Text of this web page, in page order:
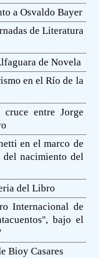
a Osvaldo Bayer
de Literatura
de Novela
en el Río de la
cruce entre Jorge
en el marco de
del nacimiento del
del Libro
Internacional de
bajo el
Bioy Casares